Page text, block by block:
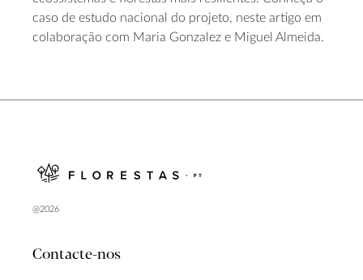
caso de estudo nacional do projeto, neste artigo em
colaboração com Maria Gonzalez e Miguel Almeida.
@2026
Contacte-nos